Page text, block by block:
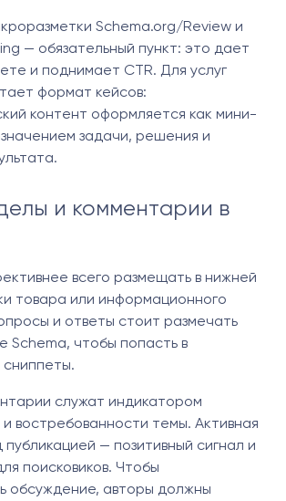
Schema.org/Review и
— обязательный пункт: это дает
и поднимает CTR. Для услуг
формат кейсов:
контент оформляется как мини-
задачи, решения и
и комментарии в
всего размещать в нижней
товара или информационного
и ответы стоит размечать
Schema, чтобы попасть в
служат индикатором
востребованности темы. Активная
публикацией — позитивный сигнал и
поисковиков. Чтобы
обсуждение, авторы должны